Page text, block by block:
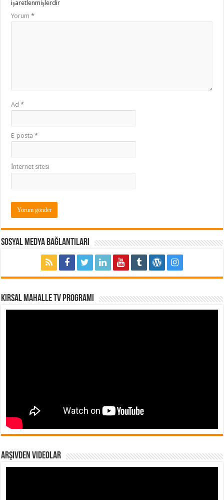
işaretlenmişlerdir
Yorum*
Ad*
E-posta*
İnternet sitesi
Sosyal Medya Bağlantıları
Kırsal Mahalle TV Programı
Arşivden Videolar